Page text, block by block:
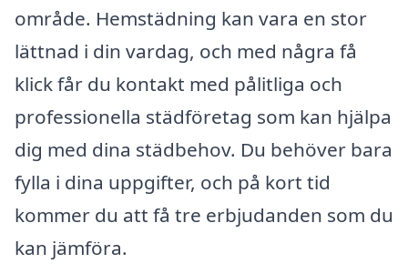
område. Hemstädning kan vara en stor
lättnad i din vardag, och med några få
klick får du kontakt med pålitliga och
professionella städföretag som kan hjälpa
dig med dina städbehov. Du behöver bara
fylla i dina uppgifter, och på kort tid
kommer du att få tre erbjudanden som du
kan jämföra.